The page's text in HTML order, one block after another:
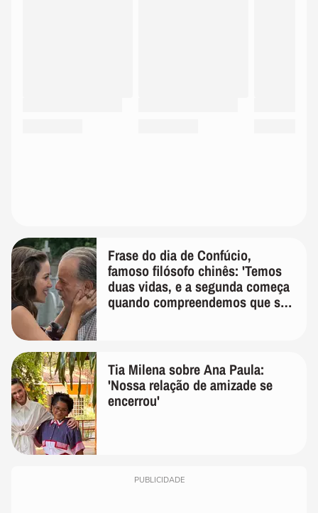
Frase do dia de Confúcio,
famoso filósofo chinês: 'Temos
duas vidas, e a segunda começa
quando compreendemos que só
Tia Milena sobre Ana Paula:
'Nossa relação de amizade se
encerrou'
PUBLICIDADE